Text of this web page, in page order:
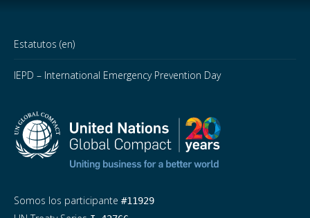
Estatutos (en)
IEPD – International Emergency Prevention Day
Somos los participante #11929